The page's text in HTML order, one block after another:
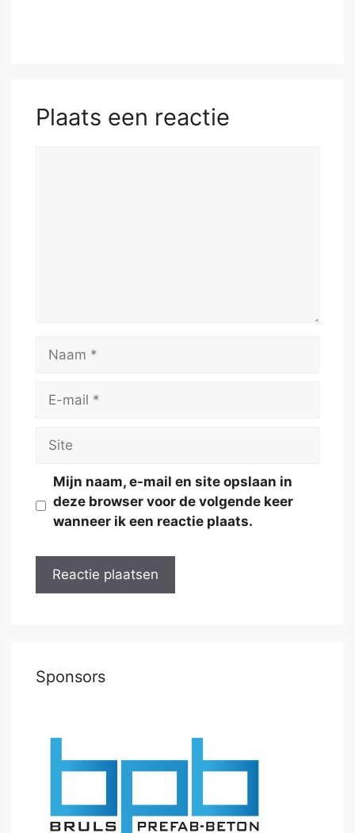
Plaats een reactie
Naam
Site
Mijn naam, e-mail en site opslaan in
deze browser voor de volgende keer
wanneer ik een reactie plaats.
Sponsors